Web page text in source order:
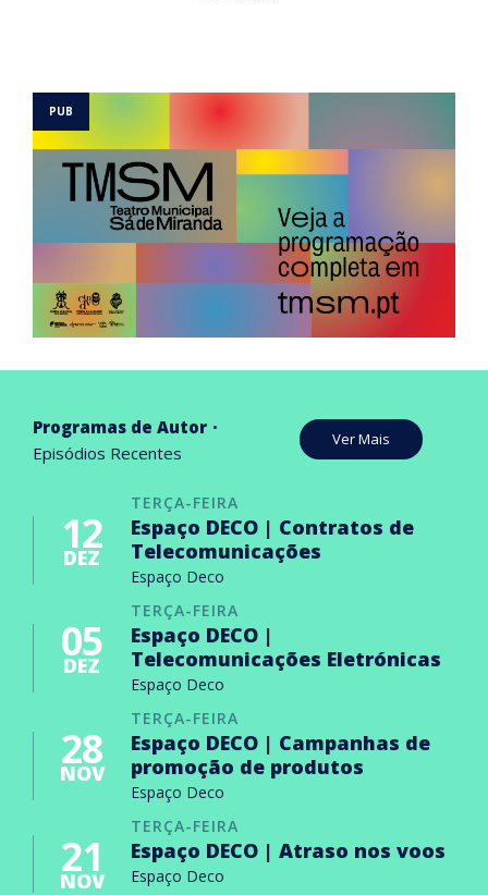
Programas de Autor
Episódios Recentes
Ver Mais
TERÇA-FEIRA
12
DEZ
Espaço DECO | Contratos de
Telecomunicações
Espaço Deco
TERÇA-FEIRA
05
DEZ
Espaço DECO |
Telecomunicações Eletrónicas
Espaço Deco
TERÇA-FEIRA
28
NOV
Espaço DECO | Campanhas de
promoção de produtos
Espaço Deco
TERÇA-FEIRA
21
NOV
Espaço DECO | Atraso nos voos
Espaço Deco